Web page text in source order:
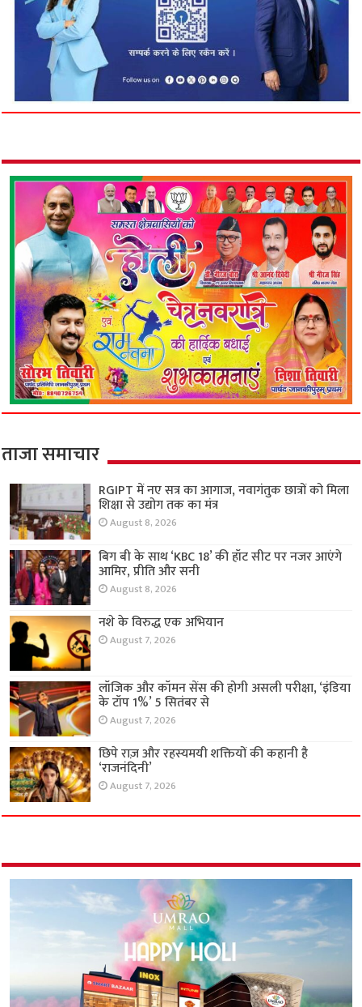
ताजा समाचार
RGIPT में नए सत्र का आगाज, नवागंतुक छात्रों को मिला
शिक्षा से उद्योग तक का मंत्र
August 8, 2026
बिग बी के साथ ‘KBC 18’ की हॉट सीट पर नजर आएंगे
आमिर, प्रीति और सनी
August 8, 2026
नशे के विरुद्ध एक अभियान
August 7, 2026
लॉजिक और कॉमन सेंस की होगी असली परीक्षा, ‘इंडिया
के टॉप 1%’ 5 सितंबर से
August 7, 2026
छिपे राज़ और रहस्यमयी शक्तियों की कहानी है
‘राजनंदिनी’
August 7, 2026